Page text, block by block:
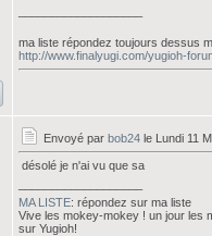
ma liste répondez toujours dessus
http://www.finalyugi.com/yugioh-
Envoyé par bob24 le Lundi 11
désolé je n'ai vu que sa
MA LISTE: répondez sur ma liste
Vive les mokey-mokey ! un jour les
sur Yugioh!